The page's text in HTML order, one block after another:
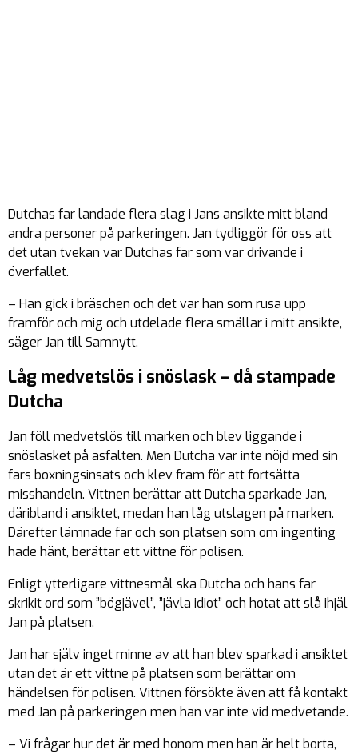
Dutchas far landade flera slag i Jans ansikte mitt bland
andra personer på parkeringen. Jan tydliggör för oss att
det utan tvekan var Dutchas far som var drivande i
överfallet.
– Han gick i bräschen och det var han som rusa upp
framför och mig och utdelade flera smällar i mitt ansikte,
säger Jan till Samnytt.
Låg medvetslös i snöslask – då stampade
Dutcha
Jan föll medvetslös till marken och blev liggande i
snöslasket på asfalten. Men Dutcha var inte nöjd med sin
fars boxningsinsats och klev fram för att fortsätta
misshandeln. Vittnen berättar att Dutcha sparkade Jan,
däribland i ansiktet, medan han låg utslagen på marken.
Därefter lämnade far och son platsen som om ingenting
hade hänt, berättar ett vittne för polisen.
Enligt ytterligare vittnesmål ska Dutcha och hans far
skrikit ord som ”bögjävel”, ”jävla idiot” och hotat att slå ihjäl
Jan på platsen.
Jan har själv inget minne av att han blev sparkad i ansiktet
utan det är ett vittne på platsen som berättar om
händelsen för polisen. Vittnen försökte även att få kontakt
med Jan på parkeringen men han var inte vid medvetande.
– Vi frågar hur det är med honom men han är helt borta,